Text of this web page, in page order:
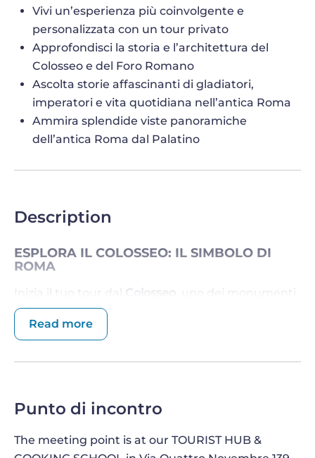
Vivi un’esperienza più coinvolgente e
personalizzata con un tour privato
Approfondisci la storia e l’architettura del
Colosseo e del Foro Romano
Ascolta storie affascinanti di gladiatori,
imperatori e vita quotidiana nell’antica Roma
Ammira splendide viste panoramiche
dell’antica Roma dal Palatino
Description
ESPLORA IL COLOSSEO: IL SIMBOLO DI
ROMA
Inizia il tuo tour dal Colosseo
, uno dei monumenti
più famosi al mondo.
Passeggiando tra gli antichi corridoi di questa
straordinaria struttura, la tua guida ti racconterà
tecniche ingegneristiche che hanno reso il
Colosseo simbolo del potere di Roma.
Read more
Punto di incontro
The meeting point is at our TOURIST HUB &